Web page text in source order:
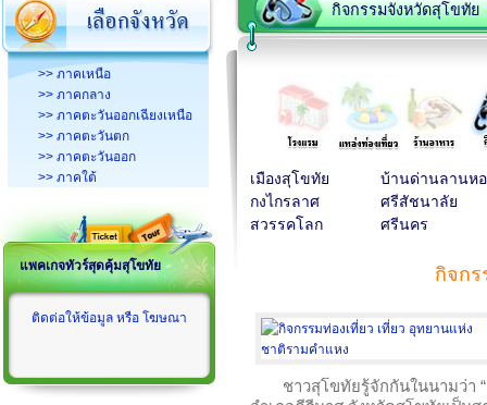
>> ภาคเหนือ
>> ภาคกลาง
>> ภาคตะวันออกเฉียงเหนือ
>> ภาคตะวันตก
>> ภาคตะวันออก
>> ภาคใต้
แพคเกจทัวร์สุดคุ้มสุโขทัย
ติดต่อให้ข้อมูล หรือ โฆษณา
กิจกรรมจังหวัดสุโขทัย
เมืองสุโขทัย
บ้านด่านลานห
กงไกรลาศ
ศรีสัชนาลัย
สวรรคโลก
ศรีนคร
กิจก
ชาวสุโขทัยรู้จักกันในนามว่า